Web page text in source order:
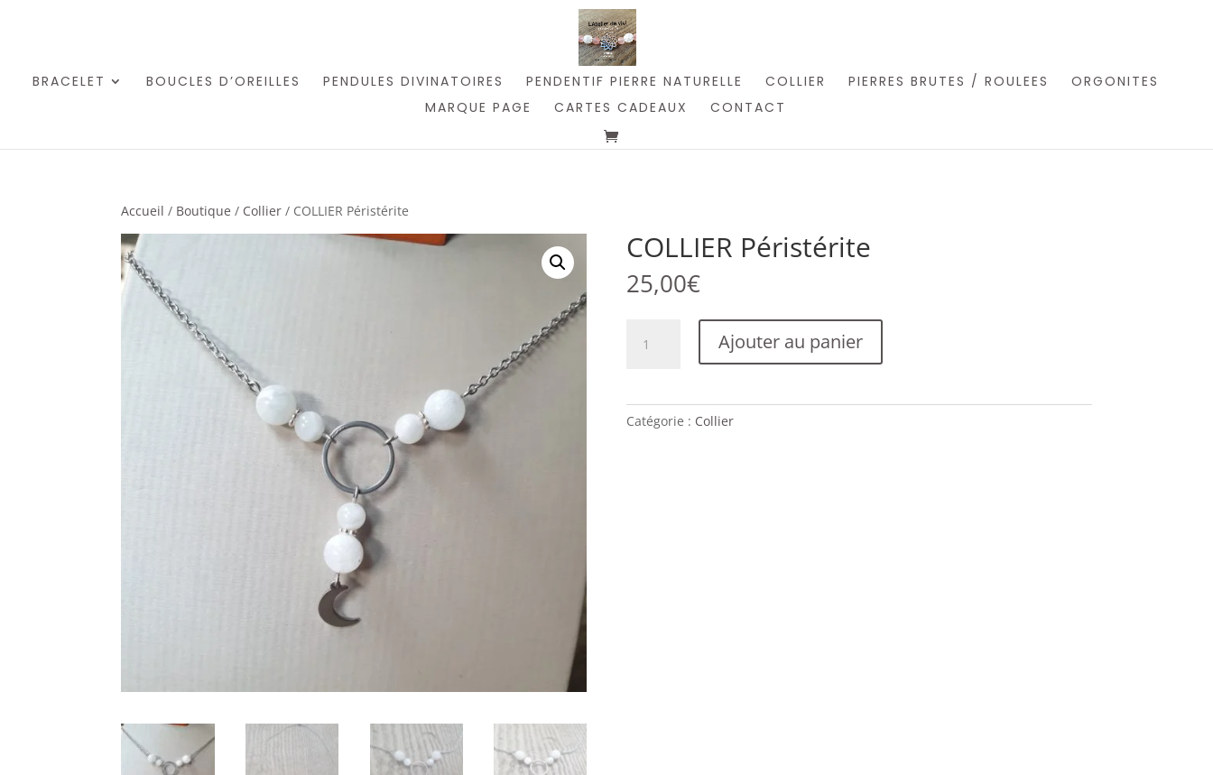
BRACELET BOUCLES D’OREILLES PENDULES DIVINATOIRES PENDENTIF PIERRE NATURELLE COLLIER PIERRES BRUTES / ROULEES
ORGONITES
MARQUE PAGE
CARTES CADEAUX CONTACT
Accueil / Boutique / Collier / COLLIER Péristérite
COLLIER Péristérite
25,00€
Ajouter au panier
Catégorie : Collier